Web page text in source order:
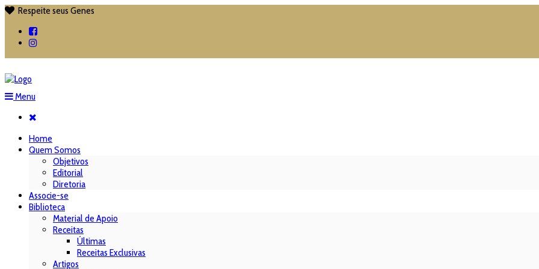
 Respeite seus Genes
Menu
Home
Quem Somos
Objetivos
Editorial
Diretoria
Associe-se
Biblioteca
Material de Apoio
Receitas
Últimas
Receitas Exclusivas
Artigos